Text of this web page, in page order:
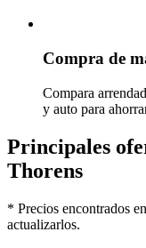
Compra de
Compara
y auto para
Principales
Thorens
* Precios encontrados
actualizarlos.